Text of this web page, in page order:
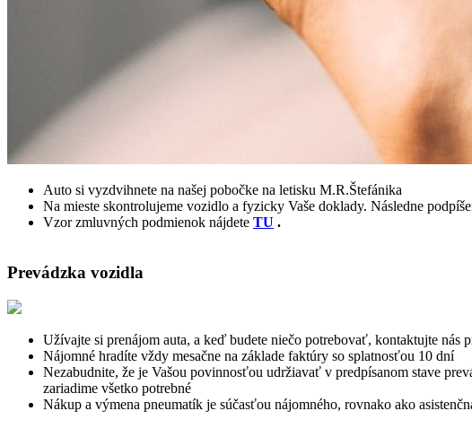
Auto si vyzdvihnete na našej pobočke na letisku M.R.Štefánika
Na mieste skontrolujeme vozidlo a fyzicky Vaše doklady. Následne
Vzor zmluvných podmienok nájdete TU .
Prevádzka vozidla
Užívajte si prenájom auta, a keď budete niečo potrebovať, kontaktujte nás
Nájomné hradíte vždy mesačne na základe faktúry so splatnosťou 10 dní
Nezabudnite, že je Vašou povinnosťou udržiavať v predpísanom stave
zariadime všetko potrebné
Nákup a výmena pneumatík je súčasťou nájomného, rovnako ako